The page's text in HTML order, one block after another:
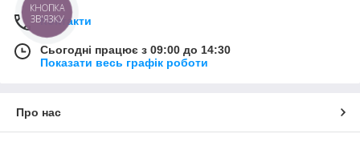
Контакти
Сьогодні працює з 09:00 до 14:30
Показати весь графік роботи
Про нас